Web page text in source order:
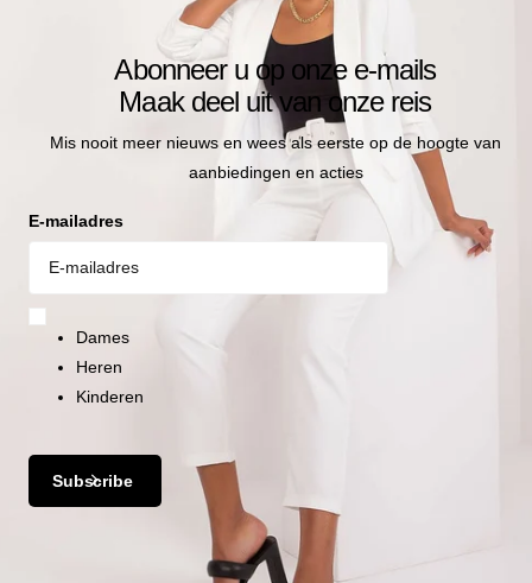
Abonneer u op onze e-mails
Maak deel uit van onze reis
Mis nooit meer nieuws en wees als eerste op de hoogte van
aanbiedingen en acties
E-mailadres
Dames
Heren
Kinderen
Subscribe